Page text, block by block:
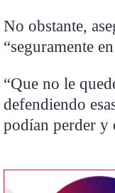
No obstante,
“seguramente
“Que no le
defendiendo
podían perder y